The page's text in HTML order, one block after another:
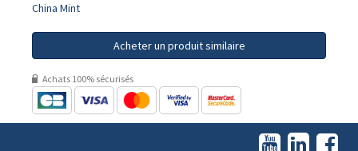
China Mint
Acheter un produit similaire
Achats 100% sécurisés